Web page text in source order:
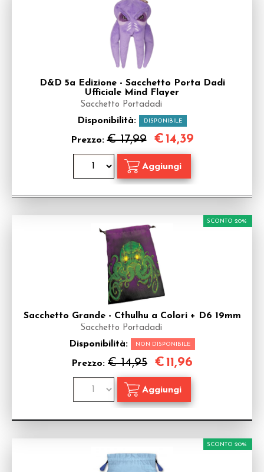
D&D 5a Edizione - Sacchetto Porta Dadi
Ufficiale Mind Flayer
Sacchetto Portadadi
Disponibilità: DISPONIBILE
Prezzo:€ 17,99 €14,39
Sacchetto Grande - Cthulhu a Colori + D6 19mm
Sacchetto Portadadi
Disponibilità: NON DISPONIBILE
Prezzo: € 14,95
SCONTO 20%
€11,96
SCONTO 20%